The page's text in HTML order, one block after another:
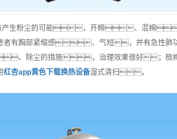
产生粉尘的可能，开棉、混棉
者有胸部紧缩感、气短，并有急性
、除尘的措施，治理效果很好；梳
红杏app黄色下载换热设备湿式清扫。